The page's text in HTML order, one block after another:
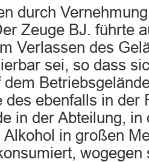
durch
Zeuge BJ. führte
Verlassen des
sei, so dass
des ebenfalls in der
in der Abteilung,
Alkohol in großen
wogegen